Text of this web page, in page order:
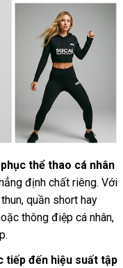
thể thao cá nhân
định chất riêng. Với
quần short hay
thông điệp cá nhân,
tiếp đến hiệu suất tập